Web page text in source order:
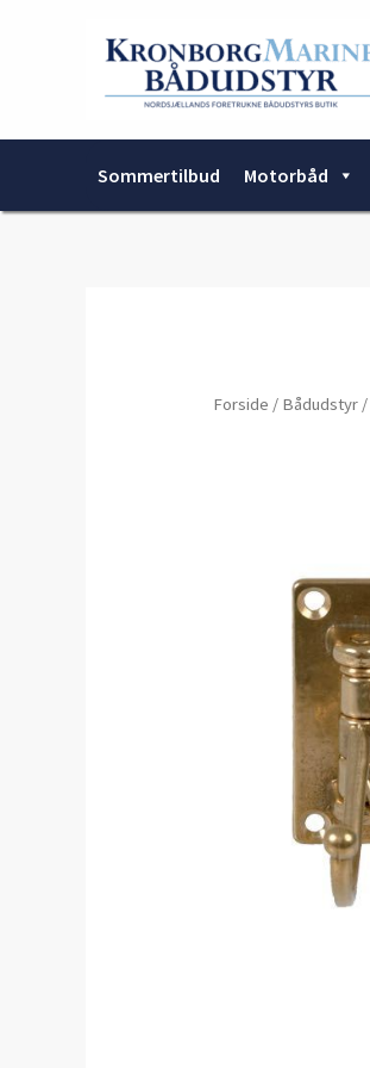
Sommertilbud Motorbåd
Forside / Bådudstyr/